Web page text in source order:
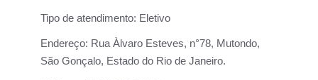
Tipo de atendimento: Eletivo
Endereço: Rua Àlvaro Esteves, n°78, Mutondo,
São Gonçalo, Estado do Rio de Janeiro.